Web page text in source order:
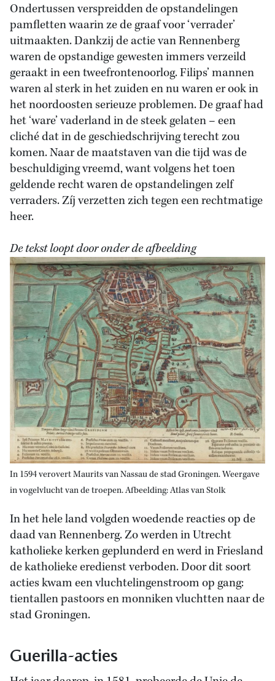
Ondertussen verspreidden de opstandelingen
pamfletten waarin ze de graaf voor ‘verrader’
uitmaakten. Dankzij de actie van Rennenberg
waren de opstandige gewesten immers verzeild
geraakt in een tweefrontenoorlog. Filips’ mannen
waren al sterk in het zuiden en nu waren er ook in
het noordoosten serieuze problemen. De graaf had
het ‘ware’ vaderland in de steek gelaten – een
cliché dat in de geschiedschrijving terecht zou
komen. Naar de maatstaven van die tijd was de
beschuldiging vreemd, want volgens het toen
geldende recht waren de opstandelingen zelf
verraders. Zíj verzetten zich tegen een rechtmatige
heer.
De tekst loopt door onder de afbeelding
In 1594 verovert Maurits van Nassau de stad Groningen. Weergave
in vogelvlucht van de troepen. Afbeelding: Atlas van Stolk
In het hele land volgden woedende reacties op de
daad van Rennenberg. Zo werden in Utrecht
katholieke kerken geplunderd en werd in Friesland
de katholieke eredienst verboden. Door dit soort
acties kwam een vluchtelingenstroom op gang:
tientallen pastoors en monniken vluchtten naar de
stad Groningen.
Guerilla-acties